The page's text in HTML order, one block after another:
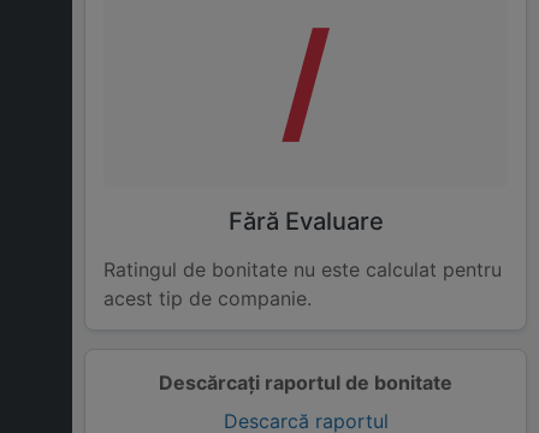
Descărcați raportul de bonitate
Descarcă raportul
/
Fără Evaluare
Ratingul de bonitate nu este calculat pentru
acest tip de companie.